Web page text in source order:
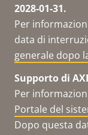
2028-01-31.
Per
data di
generale dopo
Supporto di
Per
Portale del
Dopo questa